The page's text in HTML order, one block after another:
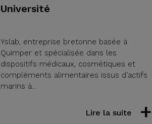
Université
Yslab, entreprise bretonne basée à
Quimper et spécialisée dans les
dispositifs médicaux, cosmétiques et
compléments alimentaires issus d’actifs
marins à...
Lire la suite